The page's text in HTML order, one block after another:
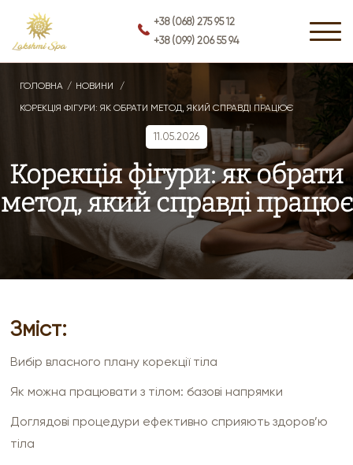
+38 (068) 275 95 12
+38 (099) 206 55 94
ГОЛОВНА
НОВИНИ
КОРЕКЦІЯ ФІГУРИ: ЯК ОБРАТИ МЕТОД, ЯКИЙ СПРАВДІ ПРАЦЮЄ
11.05.2026
Корекція фігури: як обрати
метод, який справді працює
Зміст:
Вибір власного плану корекції тіла
Як можна працювати з тілом: базові напрямки
Доглядові процедури ефективно сприяють здоров’ю
тіла